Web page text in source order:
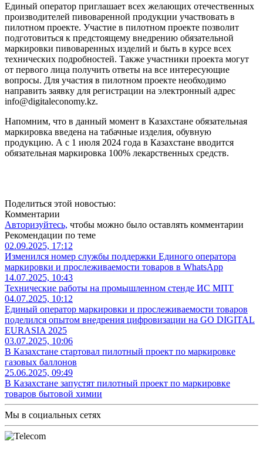
Единый оператор приглашает всех желающих отечественных
производителей пивоваренной продукции участвовать в
пилотном проекте. Участие в пилотном проекте позволит
подготовиться к предстоящему внедрению обязательной
маркировки пивоваренных изделий и быть в курсе всех
технических подробностей. Также участники проекта могут
от первого лица получить ответы на все интересующие
вопросы. Для участия в пилотном проекте необходимо
направить заявку для регистрации на электронный адрес
info@digitaleconomy.kz.
Напомним, что в данный момент в Казахстане обязательная
маркировка введена на табачные изделия, обувную
продукцию. А с 1 июля 2024 года в Казахстане вводится
обязательная маркировка 100% лекарственных средств.
Поделиться этой новостью:
Комментарии
Авторизуйтесь, чтобы можно было оставлять комментарии
Рекомендации по теме
02.09.2025, 17:12
Изменился номер службы поддержки Единого оператора
маркировки и прослеживаемости товаров в WhatsApp
14.07.2025, 10:43
Технические работы на промышленном стенде ИС МПТ
04.07.2025, 10:12
Единый оператор маркировки и прослеживаемости товаров
поделился опытом внедрения цифровизации на GO DIGITAL
EURASIA 2025
03.07.2025, 10:06
В Казахстане стартовал пилотный проект по маркировке
газовых баллонов
25.06.2025, 09:49
В Казахстане запустят пилотный проект по маркировке
товаров бытовой химии
Мы в социальных сетях